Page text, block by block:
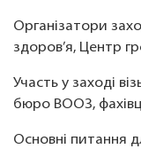
Організатори
здоров’я, Центр
Участь у заході
бюро ВООЗ,
Основні питання